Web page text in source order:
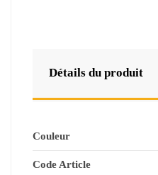
Détails du produit
Couleur
Code Article